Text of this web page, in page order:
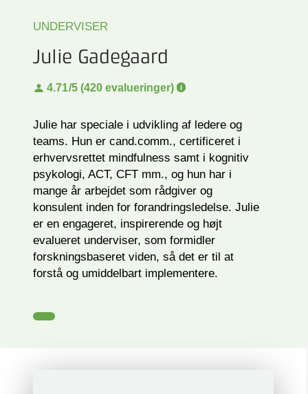
UNDERVISER
Julie Gadegaard
4.71/5 (420 evalueringer)
Julie har speciale i udvikling af ledere og
teams. Hun er cand.comm., certificeret i
erhvervsrettet mindfulness samt i kognitiv
psykologi, ACT, CFT mm., og hun har i
mange år arbejdet som rådgiver og
konsulent inden for forandringsledelse. Julie
er en engageret, inspirerende og højt
evalueret underviser, som formidler
forskningsbaseret viden, så det er til at
forstå og umiddelbart implementere.